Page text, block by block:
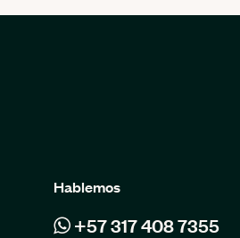
Hablemos
+57 317 408 7355